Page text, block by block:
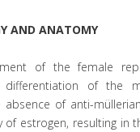
AND ANATOMY
of the female
differentiation of the
absence of anti-
of estrogen, resulting in